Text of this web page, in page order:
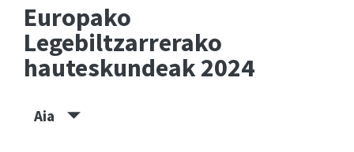
Europako
Legebiltzarrerako
hauteskundeak 2024
Aia